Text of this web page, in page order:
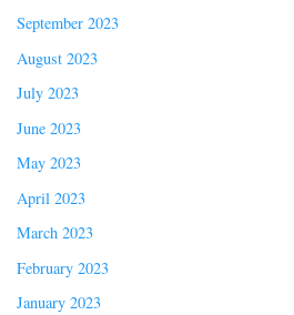
September 2023
August 2023
July 2023
June 2023
May 2023
April 2023
March 2023
February 2023
January 2023